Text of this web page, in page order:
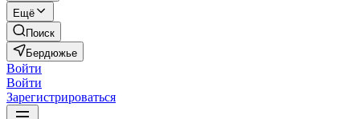
Ещё
Поиск
Бердюжье
Войти
Войти
Зарегистрироваться